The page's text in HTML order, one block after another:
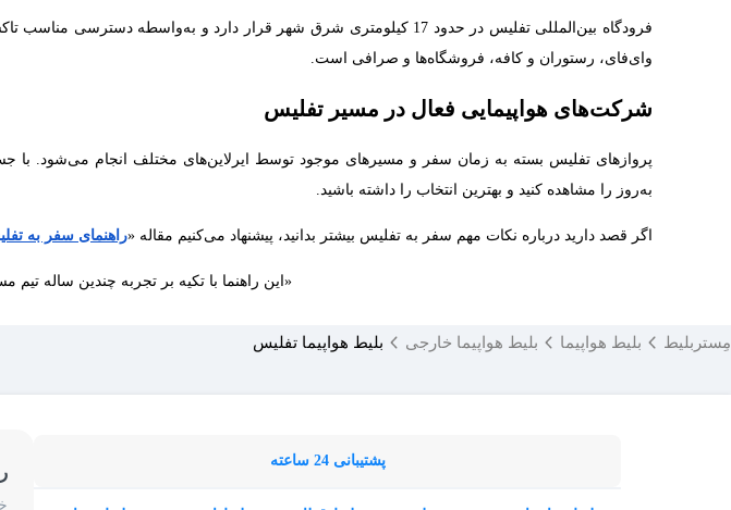
فرودگاه بین‌المللی تفلیس در حدود 17 کیلومتری شرق شهر قرار دارد و
وای‌فای، رستوران و کافه، فروشگاه‌ها و صرافی است.
شرکت‌های هواپیمایی فعال در مسیر تفلیس
پروازهای تفلیس بسته به زمان سفر و مسیرهای موجود توسط ایرلاین‌های مختلف انجام می‌شود. با
به‌روز را مشاهده کنید و بهترین انتخاب را داشته باشید.
اگر قصد دارید درباره نکات مهم سفر به تفلیس بیشتر بدانید، پیشنهاد می‌کنیم مقاله «راهنمای سفر به
«این راهنما با تکیه بر تجربه چندین ساله
مِستربلیط بلیط هواپیما بلیط هواپیما خارجی بلیط هواپیما تفلیس
پشتیبانی 24 ساعته